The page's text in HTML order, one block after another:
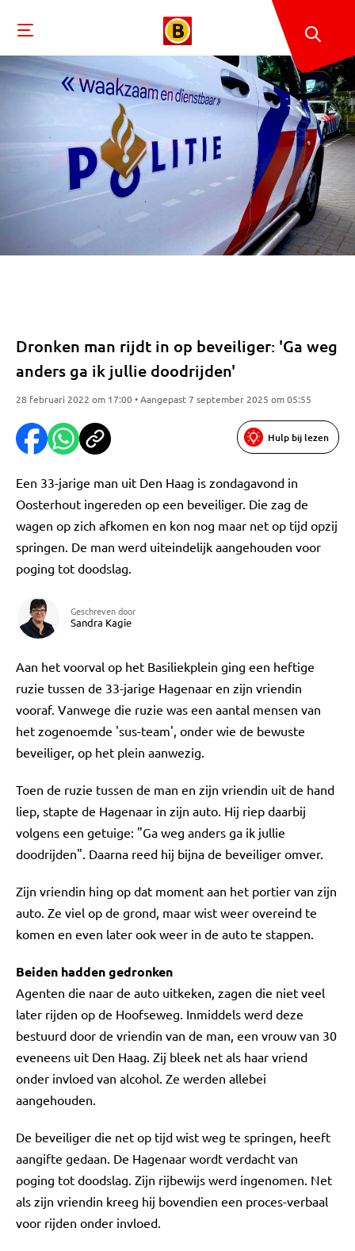
Dronken man rijdt in op beveiliger: 'Ga weg
anders ga ik jullie doodrijden'
28 februari 2022 om 17:00 • Aangepast 7 september 2025 om 05:55
Hulp bij lezen
Een 33-jarige man uit Den Haag is zondagavond in
Oosterhout ingereden op een beveiliger. Die zag de
wagen op zich afkomen en kon nog maar net op tijd opzij
springen. De man werd uiteindelijk aangehouden voor
poging tot doodslag.
Geschreven door
Sandra Kagie
Aan het voorval op het Basiliekplein ging een heftige
ruzie tussen de 33-jarige Hagenaar en zijn vriendin
vooraf. Vanwege die ruzie was een aantal mensen van
het zogenoemde 'sus-team', onder wie de bewuste
beveiliger, op het plein aanwezig.
Toen de ruzie tussen de man en zijn vriendin uit de hand
liep, stapte de Hagenaar in zijn auto. Hij riep daarbij
volgens een getuige: "Ga weg anders ga ik jullie
doodrijden". Daarna reed hij bijna de beveiliger omver.
Zijn vriendin hing op dat moment aan het portier van zijn
auto. Ze viel op de grond, maar wist weer overeind te
komen en even later ook weer in de auto te stappen.
Beiden hadden gedronken
Agenten die naar de auto uitkeken, zagen die niet veel
later rijden op de Hoofseweg. Inmiddels werd deze
bestuurd door de vriendin van de man, een vrouw van 30
eveneens uit Den Haag. Zij bleek net als haar vriend
onder invloed van alcohol. Ze werden allebei
aangehouden.
De beveiliger die net op tijd wist weg te springen, heeft
aangifte gedaan. De Hagenaar wordt verdacht van
poging tot doodslag. Zijn rijbewijs werd ingenomen. Net
als zijn vriendin kreeg hij bovendien een proces-verbaal
voor rijden onder invloed.